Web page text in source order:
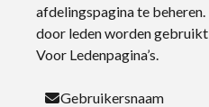
afdelingspagina te
door leden worden
Voor Ledenpagina’s.
Gebruikersnaam